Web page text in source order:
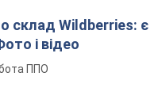
склад Wildberries: є
і відео
ППО